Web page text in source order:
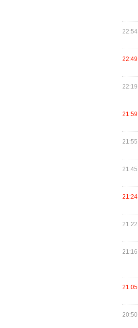
22:54
22:49
22:19
21:59
21:55
21:45
21:24
21:22
21:16
21:05
20:50